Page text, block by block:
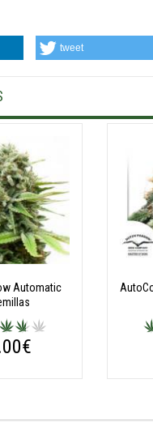
tweet
Automatic